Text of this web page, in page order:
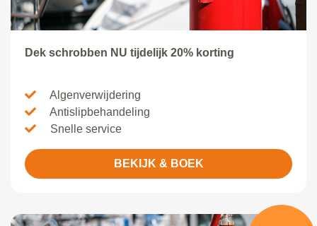
Dek schrobben NU tijdelijk 20% korting
Algenverwijdering
Antislipbehandeling
Snelle service
BEKIJK & BOEK